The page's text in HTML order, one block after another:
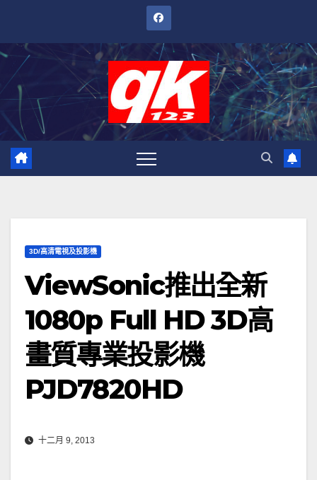
內
3D/高清電視及投影機
ViewSonic推出全新
1080p Full HD 3D高
畫質專業投影機
PJD7820HD
十二月 9, 2013